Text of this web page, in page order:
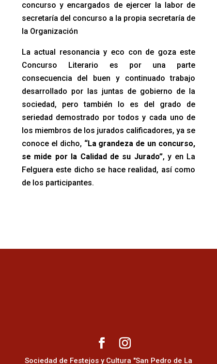
concurso y encargados de ejercer la labor de
secretaría del concurso a la propia secretaría de
la Organización
La actual resonancia y eco con de goza este
Concurso Literario es por una parte
consecuencia del buen y continuado trabajo
desarrollado por las juntas de gobierno de la
sociedad, pero también lo es del grado de
seriedad demostrado por todos y cada uno de
los miembros de los jurados calificadores, ya se
conoce el dicho, “La grandeza de un concurso,
se mide por la Calidad de su Jurado”, y en La
Felguera este dicho se hace realidad, así como
de los participantes.
Sociedad de Festejos y Cultura "San Pedro de La